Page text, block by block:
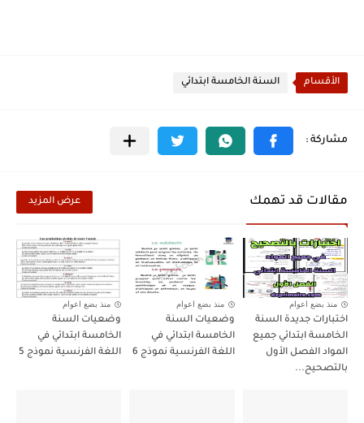
الأقسام السنة الخامسة ابتدائي
مقالات قد تهمك عرض المزيد
منذ بضع اعوام
اختبارات جديدة السنة
الخامسة ابتدائي جميع
المواد الفصل الأول
بالتصحيح...
منذ بضع اعوام
وضعيات السنة
الخامسة ابتدائي في
اللغة الفرنسية نموذج 6
منذ بضع اعوام
وضعيات السنة
الخامسة ابتدائي في
اللغة الفرنسية نموذج 5